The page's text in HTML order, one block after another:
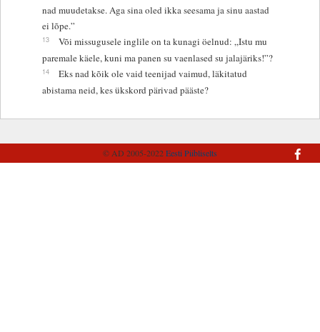
nad muudetakse. Aga sina oled ikka seesama ja sinu aastad
ei lõpe.”
13
Või missugusele inglile on ta kunagi öelnud: „Istu mu
paremale käele, kuni ma panen su vaenlased su jalajäriks!”?
14
Eks nad kõik ole vaid teenijad vaimud, läkitatud
abistama neid, kes ükskord pärivad pääste?
© AD 2005-2022Eesti Piibliselts